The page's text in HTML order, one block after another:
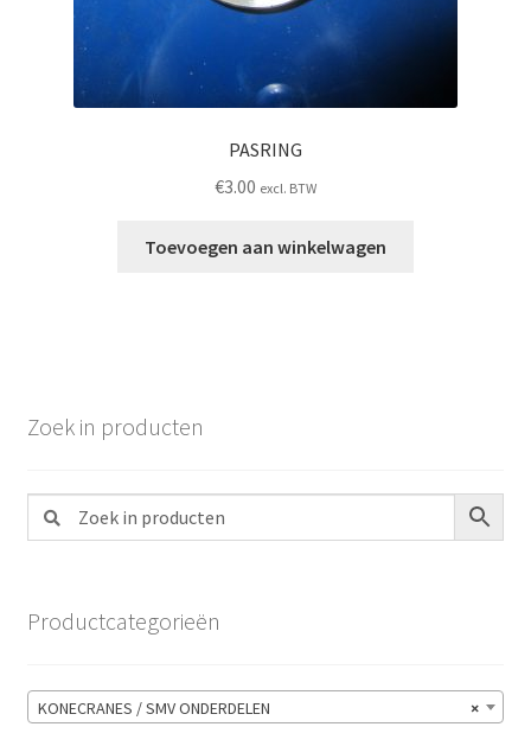
PASRING
€3.00 excl. BTW
Toevoegen aan winkelwagen
Zoek in producten
Productcategorieën
×
KONECRANES / SMV ONDERDELEN